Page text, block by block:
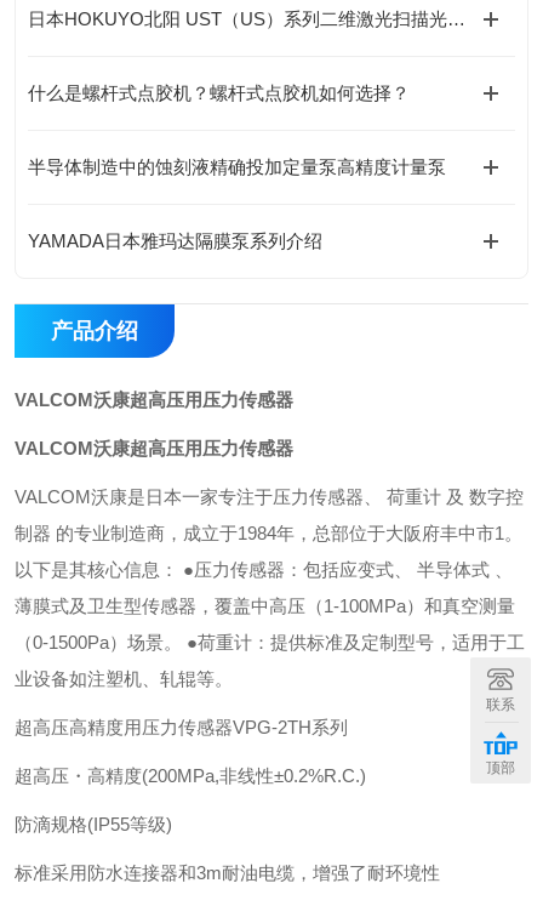
日本HOKUYO北阳 UST（US）系列二维激光扫描光电传感器
什么是螺杆式点胶机？螺杆式点胶机如何选择？
半导体制造中的蚀刻液精确投加定量泵高精度计量泵
YAMADA日本雅玛达隔膜泵系列介绍
产品介绍
VALCOM沃康超高压用压力传感器
VALCOM沃康超高压用压力传感器
VALCOM沃康是日本一家专注于压力传感器、 荷重计 及 数字控
制器 的专业制造商，成立于1984年，总部位于大阪府丰中市1。
以下是其核心信息： ●压力传感器：包括应变式、 半导体式 、
薄膜式及卫生型传感器，覆盖中高压（1-100MPa）和真空测量
（0-1500Pa）场景。 ●荷重计：提供标准及定制型号，适用于工
业设备如注塑机、轧辊等。
超高压高精度用压力传感器VPG-2TH系列
超高压・高精度(200MPa,非线性±0.2%R.C.)
防滴规格(IP55等级)
标准采用防水连接器和3m耐油电缆，增强了耐环境性
联系
顶部